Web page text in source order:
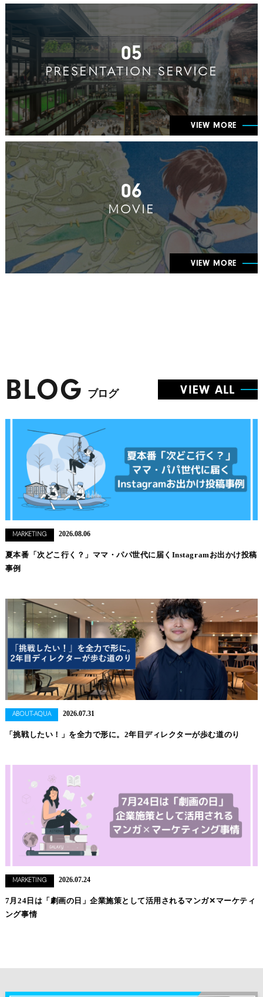
05
PRESENTATION SERVICE
VIEW MORE
06
MOVIE
VIEW MORE
BLOG ブログ VIEW ALL
MARKETING 2026.08.06
夏本番「次どこ行く？」ママ・パパ世代に届くInstagramお出かけ投稿
事例
ABOUT-AQUA 2026.07.31
「挑戦したい！」を全力で形に。2年目ディレクターが歩む道のり
MARKETING 2026.07.24
7月24日は「劇画の日」企業施策として活用されるマンガ✕マーケティ
ング事情